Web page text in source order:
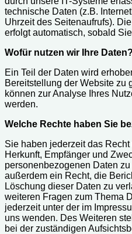
technische Daten (z.B.
Uhrzeit des Seitenaufrufs).
erfolgt automatisch, sobald
Wofür nutzen wir Ihre Daten?
Ein Teil der Daten wird
Bereitstellung der Website zu
können zur Analyse Ihres
werden.
Welche Rechte haben Sie
Sie haben jederzeit das
Herkunft, Empfänger und
personenbezogenen Daten
außerdem ein Recht, die
Löschung dieser Daten zu
weiteren Fragen zum Thema
jederzeit unter der im
uns wenden. Des Weiteren
bei der zuständigen